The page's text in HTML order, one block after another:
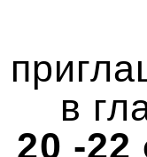
в
20 -